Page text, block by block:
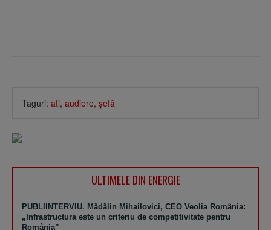
Taguri: ati, audiere, şefă
ULTIMELE DIN ENERGIE
PUBLIINTERVIU. Mădălin Mihailovici, CEO Veolia România:
„Infrastructura este un criteriu de competitivitate pentru
România”